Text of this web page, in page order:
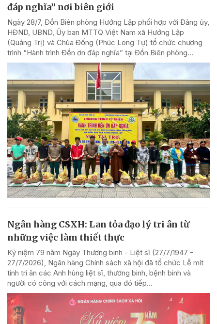
đáp nghĩa” nơi biên giới
Ngày 28/7, Đồn Biên phòng Hướng Lập phối hợp với Đảng ủy,
HĐND, UBND, Ủy ban MTTQ Việt Nam xã Hướng Lập
(Quảng Trị) và Chùa Đống (Phúc Long Tự) tổ chức chương
trình “Hành trình Đền ơn đáp nghĩa” tại Đồn Biên phòng...
Ngân hàng CSXH: Lan tỏa đạo lý tri ân từ
những việc làm thiết thực
Kỷ niệm 79 năm Ngày Thương binh - Liệt sĩ (27/7/1947 -
27/7/2026), Ngân hàng Chính sách xã hội đã tổ chức Lễ mít
tinh tri ân các Anh hùng liệt sĩ, thương binh, bệnh binh và
người có công với cách mạng, qua đó tiếp...